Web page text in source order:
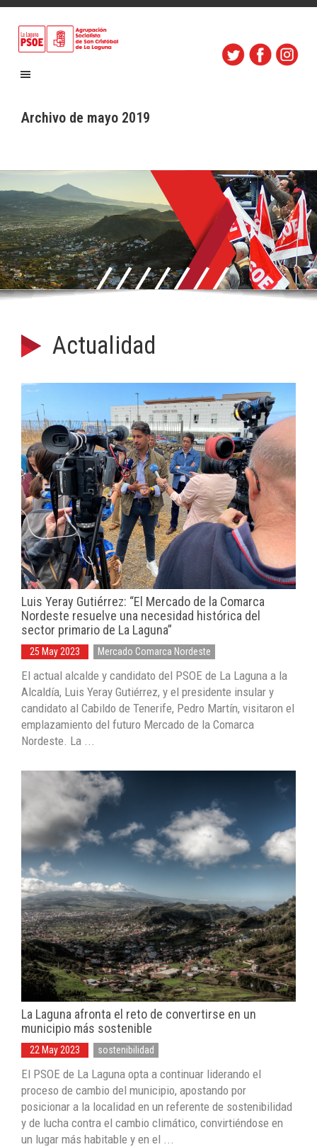
Archivo de mayo 2019
Actualidad
Luis Yeray Gutiérrez: “El Mercado de la Comarca
Nordeste resuelve una necesidad histórica del
sector primario de La Laguna”
25 May 2023 Mercado Comarca Nordeste
El actual alcalde y candidato del PSOE de La Laguna a la
Alcaldía, Luis Yeray Gutiérrez, y el presidente insular y
candidato al Cabildo de Tenerife, Pedro Martín, visitaron el
emplazamiento del futuro Mercado de la Comarca
Nordeste. La ...
La Laguna afronta el reto de convertirse en un
municipio más sostenible
22 May 2023 sostenibilidad
El PSOE de La Laguna opta a continuar liderando el
proceso de cambio del municipio, apostando por
posicionar a la localidad en un referente de sostenibilidad
y de lucha contra el cambio climático, convirtiéndose en
un lugar más habitable y en el ...